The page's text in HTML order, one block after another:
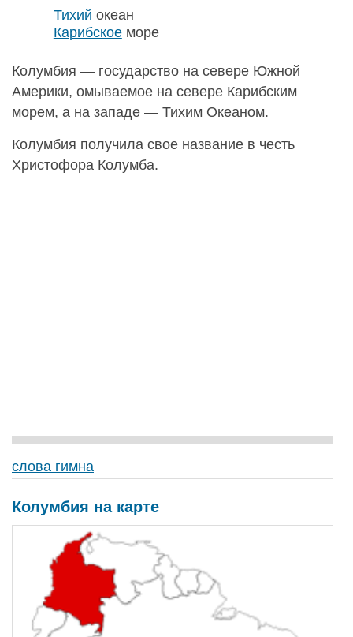
Тихий океан
Карибскоеморе
Колумбия — государство на севере Южной
Америки, омываемое на севере Карибским
морем, а на западе — Тихим Океаном.
Колумбия получила свое название в честь
Христофора Колумба.
слова гимна
Колумбия на карте